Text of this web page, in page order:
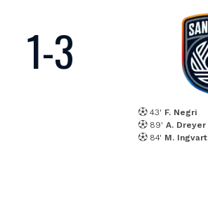
1-3
43' F. Negri
89'A. Dreyer
84' M.